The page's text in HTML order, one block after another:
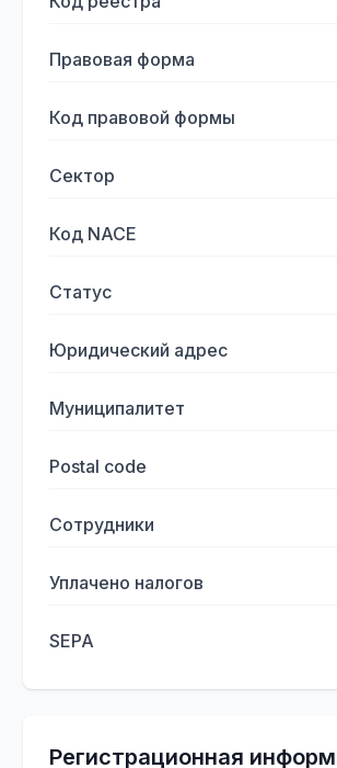
Правовая форма
Код правовой формы
Сектор
Код NACE
Статус
Юридический адрес
Муниципалитет
Postal code
Сотрудники
Уплачено налогов
SEPA
Регистрационная